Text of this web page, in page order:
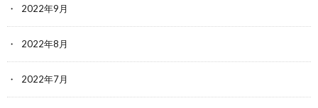
2022年9月
2022年8月
2022年7月